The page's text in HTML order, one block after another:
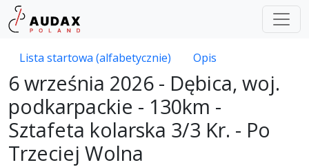
Lista startowa (alfabetycznie) Opis
6 września 2026 - Dębica, woj.
podkarpackie - 130km -
Sztafeta kolarska 3/3 Kr. - Po
Trzeciej Wolna